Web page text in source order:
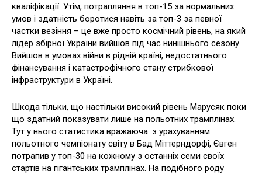
кваліфікації. Утім, потрапляння в топ-15 за нормальних
умов і здатність боротися навіть за топ-3 за певної
частки везіння – це вже просто космічний рівень, на який
лідер збірної України вийшов під час нинішнього сезону.
Вийшов в умовах війни в рідній країні, недостатнього
фінансування і катастрофічного стану стрибкової
інфраструктури в Україні.
Шкода тільки, що настільки високий рівень Марусяк поки
що здатний показувати лише на польотних трамплінах.
Тут у нього статистика вражаюча: з урахуванням
польотного чемпіонату світу в Бад Міттерндорфі, Євген
потрапив у топ-30 на кожному з останніх семи своїх
стартів на гігантських трамплінах. На подібного роду